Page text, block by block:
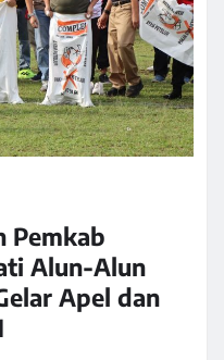
Pemkab
Alun-Alun
Apel dan